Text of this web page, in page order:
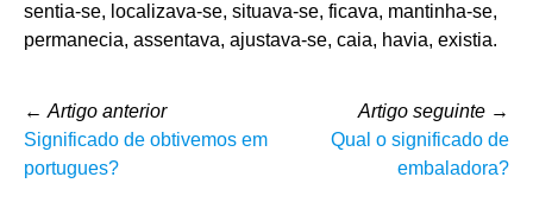
sentia-se, localizava-se, situava-se, ficava, mantinha-se,
permanecia, assentava, ajustava-se, caia, havia, existia.
← Artigo anterior
Significado de obtivemos em
portugues?
Artigo seguinte →
Qual o significado de
embaladora?